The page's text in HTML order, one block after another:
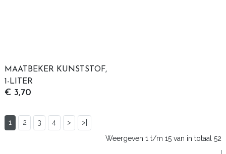
MAATBEKER KUNSTSTOF,
1-LITER
€ 3,70
1 2 3 4 >
>|
Weergeven 1 t/m 15 van in totaal 52